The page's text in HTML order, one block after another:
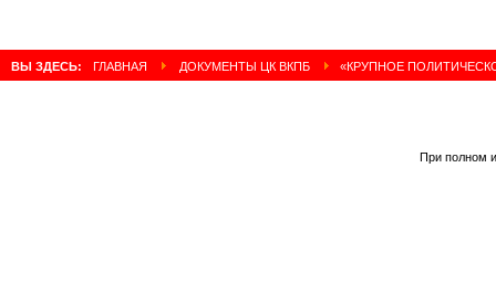
ВЫ ЗДЕСЬ: ГЛАВНАЯ ДОКУМЕНТЫ ЦК ВКПБ «КРУПНОЕ
При полном